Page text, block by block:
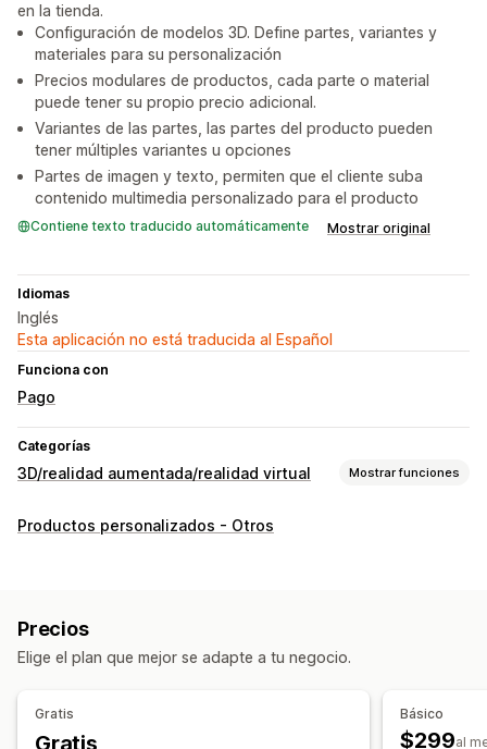
en la tienda.
Configuración de modelos 3D. Define partes, variantes y
materiales para su personalización
Precios modulares de productos, cada parte o material
puede tener su propio precio adicional.
Variantes de las partes, las partes del producto pueden
tener múltiples variantes u opciones
Partes de imagen y texto, permiten que el cliente suba
contenido multimedia personalizado para el producto
Contiene texto traducido automáticamente Mostrar original
Idiomas
Inglés
Esta aplicación no está traducida al Español
Funciona con
Pago
Categorías
3D/realidad aumentada/realidad virtual Mostrar funciones
Visualización
Personalización
Configuración de producto
Lógica condicional
Adaptación a dispositivos móviles
Productos personalizados - Otros
Precios
Elige el plan que mejor se adapte a tu negocio.
Gratis Básico
$299al